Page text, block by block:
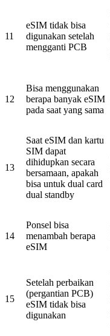
11
eSIM tidak bisa
digunakan setelah
mengganti PCB
12
Bisa menggunakan
berapa banyak eSIM
pada saat yang sama
13
Saat eSIM dan kartu
SIM dapat
dihidupkan secara
bersamaan, apakah
bisa untuk dual card
dual standby
14
Ponsel bisa
menambah berapa
eSIM
15
Setelah perbaikan
(pergantian PCB)
eSIM tidak bisa
digunakan